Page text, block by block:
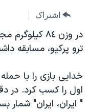
اصلی
جهش
جستجو
آمریکا
ورزشی
ویژه برنامه‌ها
ویدیوها
جدول برنامه ها
صفحه‌های ویژه
جام جهانی ۲۰۲۶
۲۵۰سالگی آمریکا
بایگانی برنامه‌های
فرکانس‌های صدای
یادگیری زبان انگلیسی
اشتراک
در وزن ٨٤
ترو پرکيو، مسابقه
خدايی بازی را با
" ايران، ايران" شمار